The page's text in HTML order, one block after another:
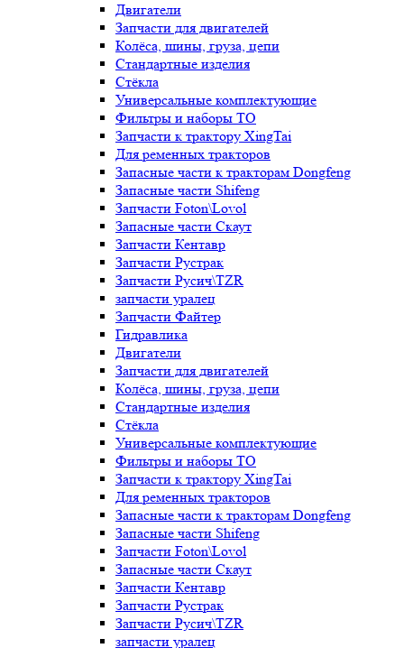
Двигатели
Запчасти для двигателей
Колёса, шины, груза, цепи
Стандартные изделия
Стёкла
Универсальные комплектующие
Фильтры и наборы ТО
Запчасти к трактору XingTai
Для ременных тракторов
Запасные части к тракторам Dongfeng
Запасные части Shifeng
Запчасти Foton\Lovol
Запасные части Скаут
Запчасти Кентавр
Запчасти Рустрак
Запчасти Русич\TZR
запчасти уралец
Запчасти Файтер
Гидравлика
Двигатели
Запчасти для двигателей
Колёса, шины, груза, цепи
Стандартные изделия
Стёкла
Универсальные комплектующие
Фильтры и наборы ТО
Запчасти к трактору XingTai
Для ременных тракторов
Запасные части к тракторам Dongfeng
Запасные части Shifeng
Запчасти Foton\Lovol
Запасные части Скаут
Запчасти Кентавр
Запчасти Рустрак
Запчасти Русич\TZR
запчасти уралец